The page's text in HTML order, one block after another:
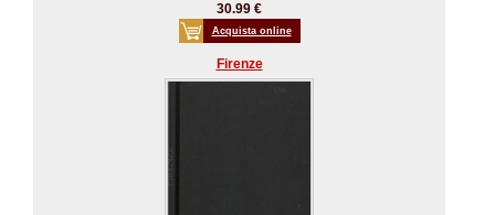
30.99 €
Acquista online
Firenze